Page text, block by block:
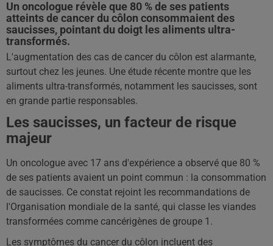
Un oncologue révèle que 80 % de ses patients
atteints de cancer du côlon consommaient des
saucisses, pointant du doigt les aliments ultra-
transformés.
L'augmentation des cas de cancer du côlon est alarmante,
surtout chez les jeunes. Une étude récente montre que les
aliments ultra-transformés, notamment les saucisses, sont
en grande partie responsables.
Les saucisses, un facteur de risque
majeur
Un oncologue avec 17 ans d'expérience a observé que 80 %
de ses patients avaient un point commun : la consommation
de saucisses. Ce constat rejoint les recommandations de
l'Organisation mondiale de la santé, qui classe les viandes
transformées comme cancérigènes de groupe 1.
Les symptômes du cancer du côlon incluent des